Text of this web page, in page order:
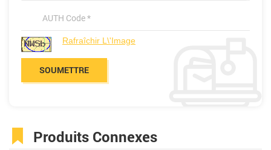
Rafraîchir L\'image
Produits Connexes